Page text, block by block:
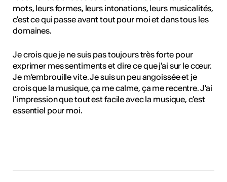
mots, leurs formes, leurs intonations, leurs musicalités,
c'est ce qui passe avant tout pour moi et dans tous les
domaines.
Je crois que je ne suis pas toujours très forte pour
exprimer mes sentiments et dire ce que j'ai sur le cœur.
Je m'embrouille vite. Je suis un peu angoissée et je
crois que la musique, ça me calme, ça me recentre. J'ai
l'impression que tout est facile avec la musique, c'est
essentiel pour moi.